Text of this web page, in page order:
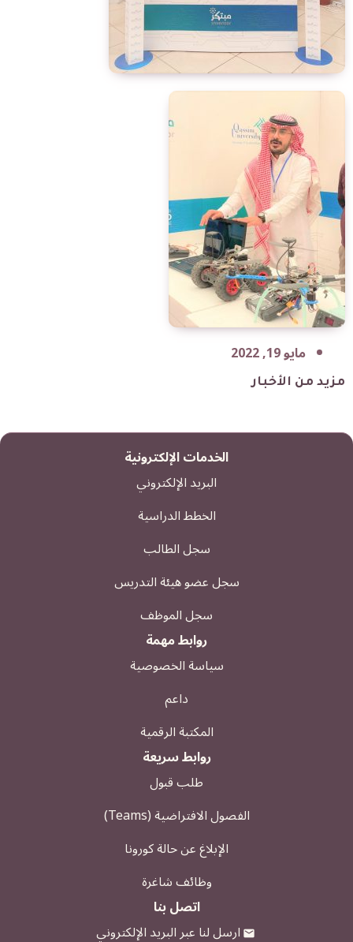
مايو 19, 2022
مزيد من الأخبار
الخدمات الإلكترونية
البريد الإلكتروني
الخطط الدراسية
سجل الطالب
سجل عضو هيئة التدريس
سجل الموظف
روابط مهمة
سياسة الخصوصية
داعم
المكتبة الرقمية
روابط سريعة
طلب قبول
الفصول الافتراضية (Teams)
الإبلاغ عن حالة كورونا
وظائف شاغرة
اتصل بنا
ارسل لنا عبر البريد الإلكتروني